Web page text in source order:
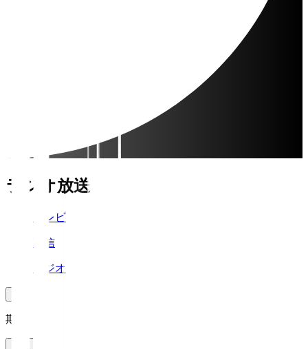
ラジオ放送
テレビ
配信
ラジオ
期間